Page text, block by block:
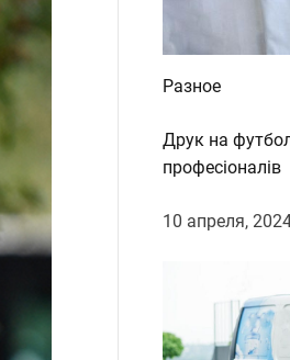
Разное
Друк на
професіоналів
10 апреля,